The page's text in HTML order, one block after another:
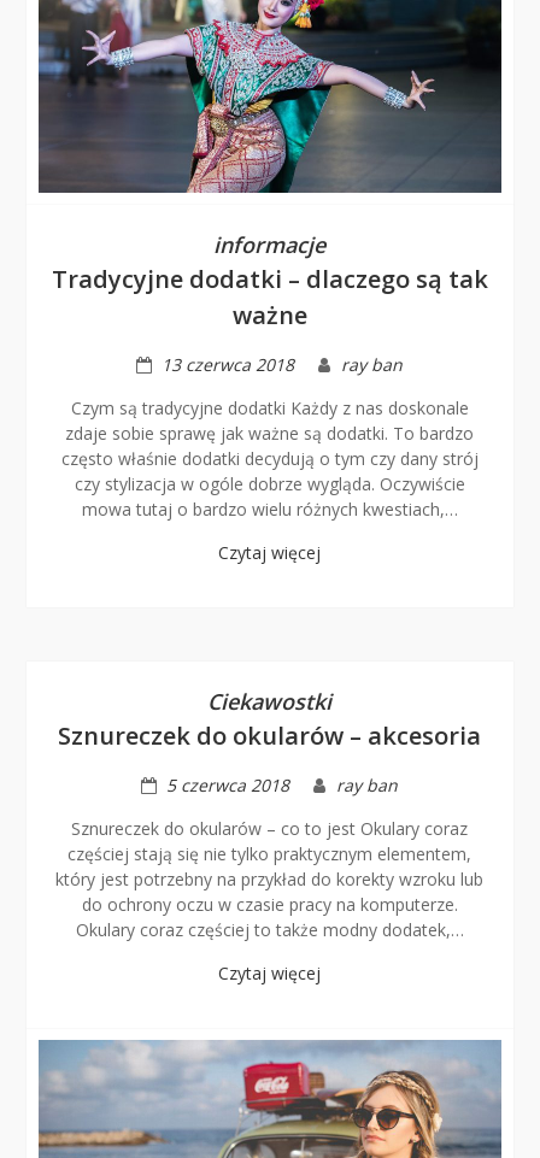
informacje
Tradycyjne dodatki – dlaczego są tak
ważne
13 czerwca 2018
ray ban
Czym są tradycyjne dodatki Każdy z nas doskonale
zdaje sobie sprawę jak ważne są dodatki. To bardzo
często właśnie dodatki decydują o tym czy dany strój
czy stylizacja w ogóle dobrze wygląda. Oczywiście
mowa tutaj o bardzo wielu różnych kwestiach,…
Czytaj więcej
Ciekawostki
Sznureczek do okularów – akcesoria
5 czerwca 2018
ray ban
Sznureczek do okularów – co to jest Okulary coraz
częściej stają się nie tylko praktycznym elementem,
który jest potrzebny na przykład do korekty wzroku lub
do ochrony oczu w czasie pracy na komputerze.
Okulary coraz częściej to także modny dodatek,…
Czytaj więcej